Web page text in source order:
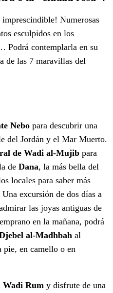
imprescindible! Numerosas
esculpidos en los
Podrá contemplarla en su
de las 7 maravillas del
Nebo para descubrir una
del Jordán y el Mar Muerto.
de Wadi al-Mujib para
de Dana, la más bella del
locales para saber más
excursión de dos días a
las joyas antiguas de
en la mañana, podrá
al-Madhbah al
pie, en camello o en
Wadi Rum y disfrute de una